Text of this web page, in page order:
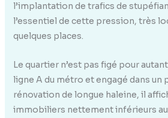
l’implantation de trafics de
l’essentiel de cette pression, très
quelques places.
Le quartier n’est pas figé pour
ligne A du métro et engagé dans un
rénovation de longue haleine, il
immobiliers nettement inférieurs